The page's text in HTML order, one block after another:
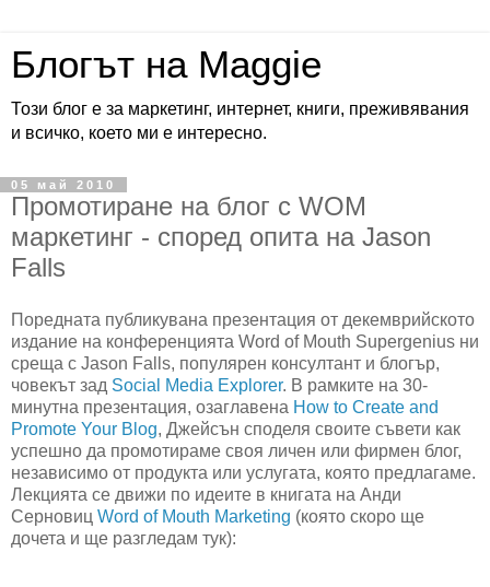
Блогът на Maggie
Този блог е за маркетинг, интернет, книги, преживявания
и всичко, което ми е интересно.
05 май 2010
Промотиране на блог с WOM
маркетинг - според опита на Jason
Falls
Поредната публикувана презентация от декемврийското
издание на конференцията Word of Mouth Supergenius ни
среща с Jason Falls, популярен консултант и блогър,
човекът зад Social Media Explorer. В рамките на 30-
минутна презентация, озаглавена How to Create and
Promote Your Blog, Джейсън споделя своите съвети как
успешно да промотираме своя личен или фирмен блог,
независимо от продукта или услугата, която предлагаме.
Лекцията се движи по идеите в книгата на Анди
Серновиц Word of Mouth Marketing (която скоро ще
дочета и ще разгледам тук):